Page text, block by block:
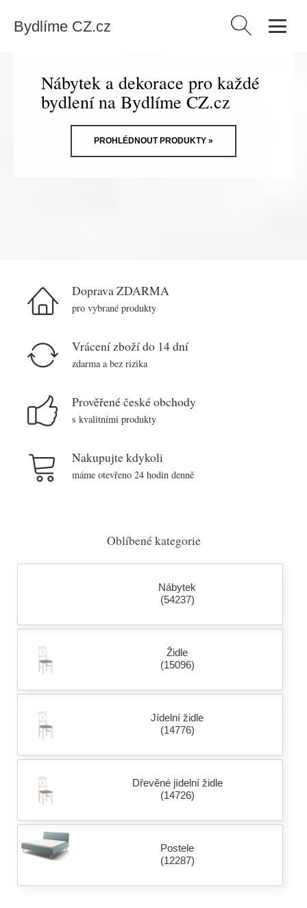
Bydlíme CZ.cz Vyhledávání
Nábytek a dekorace pro každé
bydlení na Bydlíme CZ.cz
PROHLÉDNOUT PRODUKTY »
Doprava ZDARMA
pro vybrané produkty
Vrácení zboží do 14 dní
zdarma a bez rizika
Prověřené české obchody
s kvalitními produkty
Nakupujte kdykoli
máme otevřeno 24 hodin denně
Oblíbené kategorie
Nábytek
(54237)
Židle
(15096)
Jídelní židle
(14776)
Dřevěné jídelní židle
(14726)
Postele
(12287)